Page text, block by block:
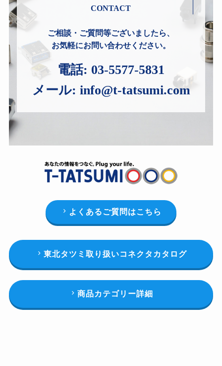
CONTACT
ご相談・ご質問等ございましたら、
お気軽にお問い合わせください。
電話: 03-5577-5831
メール: info@t-tatsumi.com
よくあるご質問はこちら
東北タツミ取り扱いコネクタカタログ
商品カテゴリー詳細